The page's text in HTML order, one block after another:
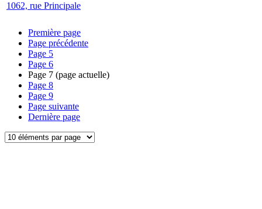
1062, rue Principale
Première page
Page précédente
Page 5
Page 6
Page 7 (page actuelle)
Page 8
Page 9
Page suivante
Dernière page